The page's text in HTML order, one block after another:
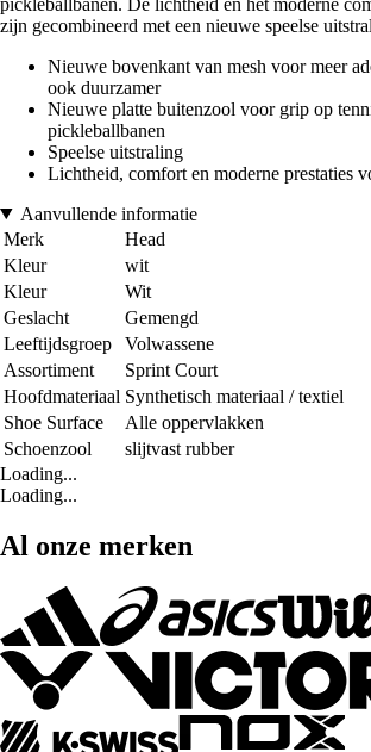
zijn gecombineerd met een nieuwe speelse
Nieuwe bovenkant van mesh voor meer
ook duurzamer
Nieuwe platte buitenzool voor grip op
pickleballbanen
Speelse uitstraling
Lichtheid, comfort en moderne prestaties
Aanvullende informatie
Merk
Head
Kleur
wit
Kleur
Wit
Geslacht
Gemengd
Leeftijdsgroep
Volwassene
Assortiment
Sprint Court
Hoofdmateriaal Synthetisch materiaal / textiel
Shoe Surface
Alle oppervlakken
Schoenzool
slijtvast rubber
Loading...
Loading...
Al onze merken